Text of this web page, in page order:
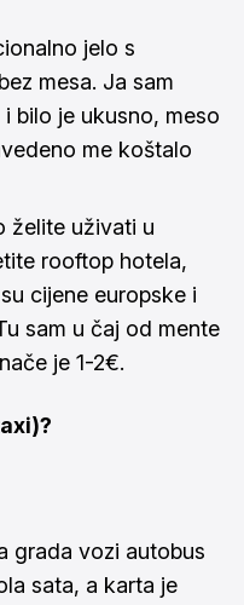
jelo s
mesa. Ja sam
bilo je ukusno, meso
me koštalo
želite uživati u
rooftop hotela,
cijene europske i
sam u čaj od mente
je 1-2€.
grada vozi autobus
sata, a karta je